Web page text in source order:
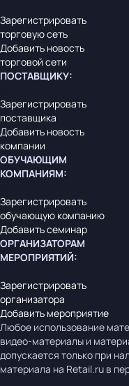
Зарегистрировать
торговую сеть
Добавить новость
торговой сети
ПОСТАВЩИКУ:
Зарегистрировать
поставщика
Добавить новость
компании
ОБУЧАЮЩИМ
КОМПАНИЯМ:
Зарегистрировать
обучающую компанию
Добавить семинар
ОРГАНИЗАТОРАМ
МЕРОПРИЯТИЙ:
Зарегистрировать
организатора
Добавить мероприятие
Любое использование
видео-материалы и
допускается только при
материала на Retail.ru в